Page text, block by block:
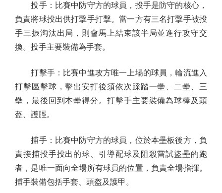
投手：比賽中防守方的球員，投手是防守的核心，
負責將球投出供打擊手打擊。當一方有三名打擊手被投
手三振淘汰出局，則會馬上結束該半局並進行攻守交
換。投手主要裝備為手套。
打擊手：比賽中進攻方唯一上場的球員，輪流進入
打擊區擊球，擊出安打後須依次踩踏一壘、二壘、三
壘，最後回到本壘得分。打擊手主要裝備為球棒及頭
盔、護脛。
捕手：比賽中防守方的球員，位於本壘板後方，負
責接捕投手投出的球、引導配球及阻殺嘗試盜壘的跑
者，是唯一面向全場所有球員的位置，負責全場指揮。
捕手裝備包括手套、頭盔及護甲。